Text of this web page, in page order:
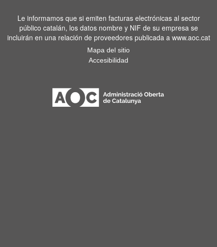
Le informamos que si emiten facturas electrónicas al sector
público catalán, los datos nombre y NIF de su empresa se
incluirán en una relación de proveedores publicada a www.aoc.cat
Mapa del sitio
Accesibilidad